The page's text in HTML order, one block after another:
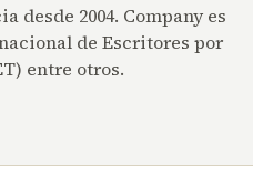
desde 2004. Company es
de Escritores por
entre otros.